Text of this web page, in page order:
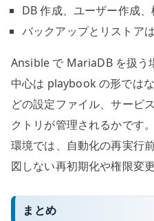
DB 作成、ユーザー作成、
バックアップとリストア
Ansible で MariaDB を扱う
中心は playbook の形では
どの設定ファイル、サービ
クトリが管理されるかです
環境では、自動化の再実行
図しない再初期化や権限変
まとめ